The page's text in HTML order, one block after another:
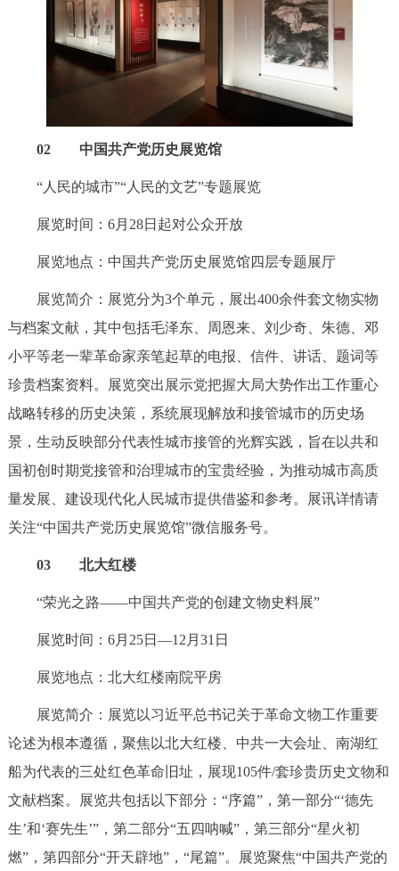
02 中国共产党历史展览馆
“人民的城市”“人民的文艺”专题展览
展览时间：6月28日起对公众开放
展览地点：中国共产党历史展览馆四层专题展厅
展览简介：展览分为3个单元，展出400余件套文物实物
与档案文献，其中包括毛泽东、周恩来、刘少奇、朱德、邓
小平等老一辈革命家亲笔起草的电报、信件、讲话、题词等
珍贵档案资料。展览突出展示党把握大局大势作出工作重心
战略转移的历史决策，系统展现解放和接管城市的历史场
景，生动反映部分代表性城市接管的光辉实践，旨在以共和
国初创时期党接管和治理城市的宝贵经验，为推动城市高质
量发展、建设现代化人民城市提供借鉴和参考。展讯详情请
关注“中国共产党历史展览馆”微信服务号。
03 北大红楼
“荣光之路——中国共产党的创建文物史料展”
展览时间：6月25日—12月31日
展览地点：北大红楼南院平房
展览简介：展览以习近平总书记关于革命文物工作重要
论述为根本遵循，聚焦以北大红楼、中共一大会址、南湖红
船为代表的三处红色革命旧址，展现105件/套珍贵历史文物和
文献档案。展览共包括以下部分：“序篇”，第一部分“‘德先
生’和‘赛先生’”，第二部分“五四呐喊”，第三部分“星火初
燃”，第四部分“开天辟地”，“尾篇”。展览聚焦“中国共产党的